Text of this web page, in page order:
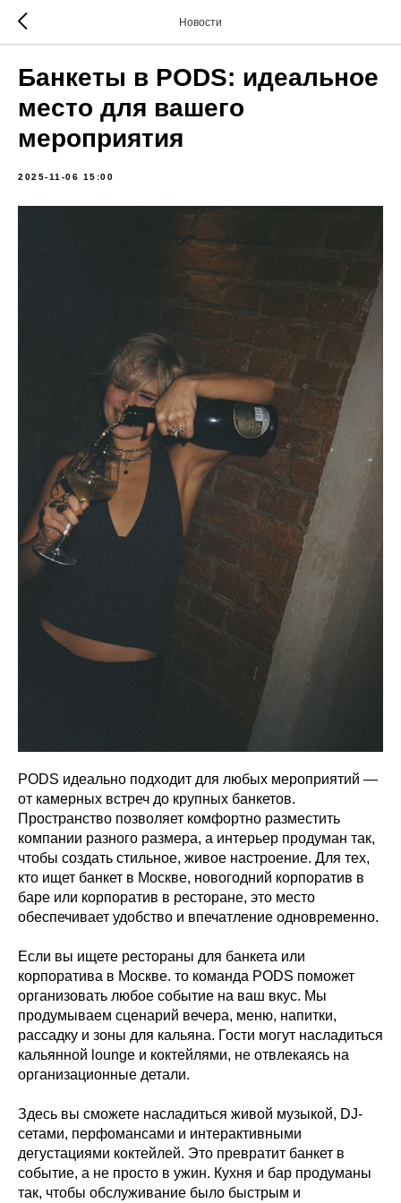
Новости
Банкеты в PODS: идеальное
место для вашего
мероприятия
2025-11-06 15:00
PODS идеально подходит для любых мероприятий —
от камерных встреч до крупных банкетов.
Пространство позволяет комфортно разместить
компании разного размера, а интерьер продуман так,
чтобы создать стильное, живое настроение. Для тех,
кто ищет банкет в Москве, новогодний корпоратив в
баре или корпоратив в ресторане, это место
обеспечивает удобство и впечатление одновременно.
Если вы ищете рестораны для банкета или
корпоратива в Москве. то команда PODS поможет
организовать любое событие на ваш вкус. Мы
продумываем сценарий вечера, меню, напитки,
рассадку и зоны для кальяна. Гости могут насладиться
кальянной lounge и коктейлями, не отвлекаясь на
организационные детали.
Здесь вы сможете насладиться живой музыкой, DJ-
сетами, перфомансами и интерактивными
дегустациями коктейлей. Это превратит банкет в
событие, а не просто в ужин. Кухня и бар продуманы
так, чтобы обслуживание было быстрым и